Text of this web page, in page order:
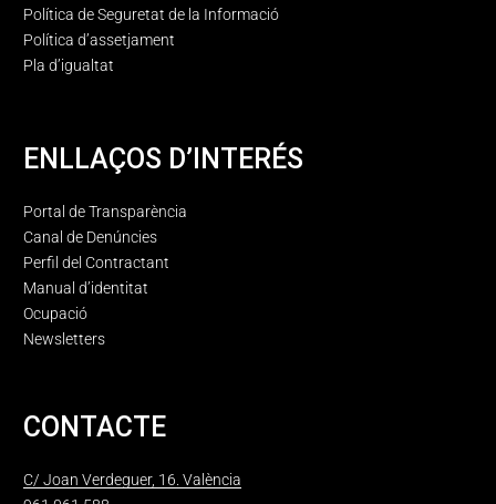
Política de Seguretat de la Informació
Política d’assetjament
Pla d’igualtat
ENLLAÇOS D’INTERÉS
Portal de Transparència
Canal de Denúncies
Perfil del Contractant
Manual d’identitat
Ocupació
Newsletters
CONTACTE
C/ Joan Verdeguer, 16. València